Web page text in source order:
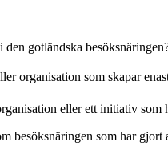
gotländska
organisation som skapar
eller ett initiativ
besöksnäringen som har